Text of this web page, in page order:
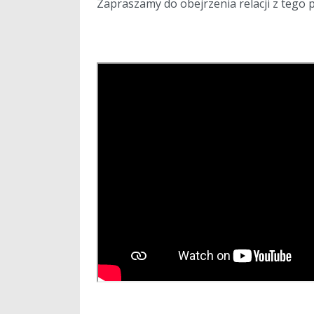
Zapraszamy do obejrzenia relacji z tego